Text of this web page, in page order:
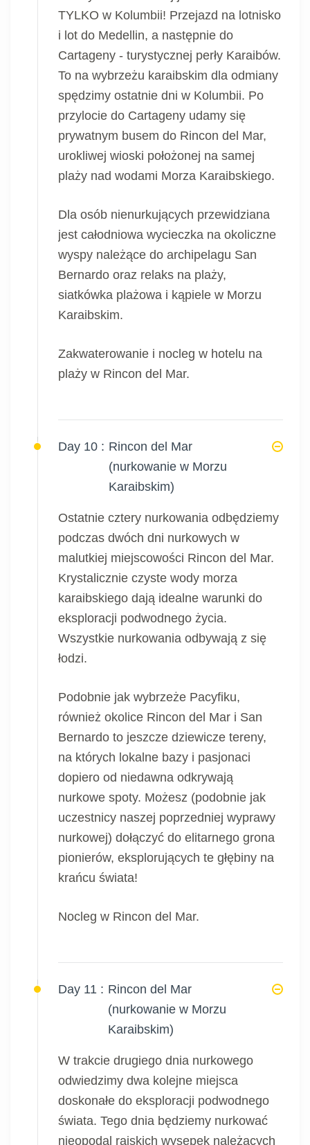
TYLKO w Kolumbii! Przejazd na lotnisko
i lot do Medellin, a następnie do
Cartageny - turystycznej perły Karaibów.
To na wybrzeżu karaibskim dla odmiany
spędzimy ostatnie dni w Kolumbii. Po
przylocie do Cartageny udamy się
prywatnym busem do Rincon del Mar,
urokliwej wioski położonej na samej
plaży nad wodami Morza Karaibskiego.
Dla osób nienurkujących przewidziana
jest całodniowa wycieczka na okoliczne
wyspy należące do archipelagu San
Bernardo oraz relaks na plaży,
siatkówka plażowa i kąpiele w Morzu
Karaibskim.
Zakwaterowanie i nocleg w hotelu na
plaży w Rincon del Mar.
Day 10 : Rincon del Mar
(nurkowanie w Morzu
Karaibskim)
Ostatnie cztery nurkowania odbędziemy
podczas dwóch dni nurkowych w
malutkiej miejscowości Rincon del Mar.
Krystalicznie czyste wody morza
karaibskiego dają idealne warunki do
eksploracji podwodnego życia.
Wszystkie nurkowania odbywają z się
łodzi.
Podobnie jak wybrzeże Pacyfiku,
również okolice Rincon del Mar i San
Bernardo to jeszcze dziewicze tereny,
na których lokalne bazy i pasjonaci
dopiero od niedawna odkrywają
nurkowe spoty. Możesz (podobnie jak
uczestnicy naszej poprzedniej wyprawy
nurkowej) dołączyć do elitarnego grona
pionierów, eksplorujących te głębiny na
krańcu świata!
Nocleg w Rincon del Mar.
Day 11 : Rincon del Mar
(nurkowanie w Morzu
Karaibskim)
W trakcie drugiego dnia nurkowego
odwiedzimy dwa kolejne miejsca
doskonałe do eksploracji podwodnego
świata. Tego dnia będziemy nurkować
nieopodal rajskich wysepek należących